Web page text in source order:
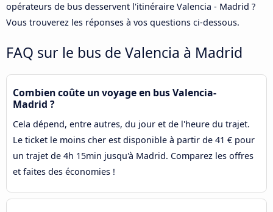
opérateurs de bus desservent l'itinéraire Valencia - Madrid ?
Vous trouverez les réponses à vos questions ci-dessous.
FAQ sur le bus de Valencia à Madrid
Combien coûte un voyage en bus Valencia-
Madrid ?
Cela dépend, entre autres, du jour et de l'heure du trajet.
Le ticket le moins cher est disponible à partir de 41 € pour
un trajet de 4h 15min jusqu'à Madrid. Comparez les offres
et faites des économies !